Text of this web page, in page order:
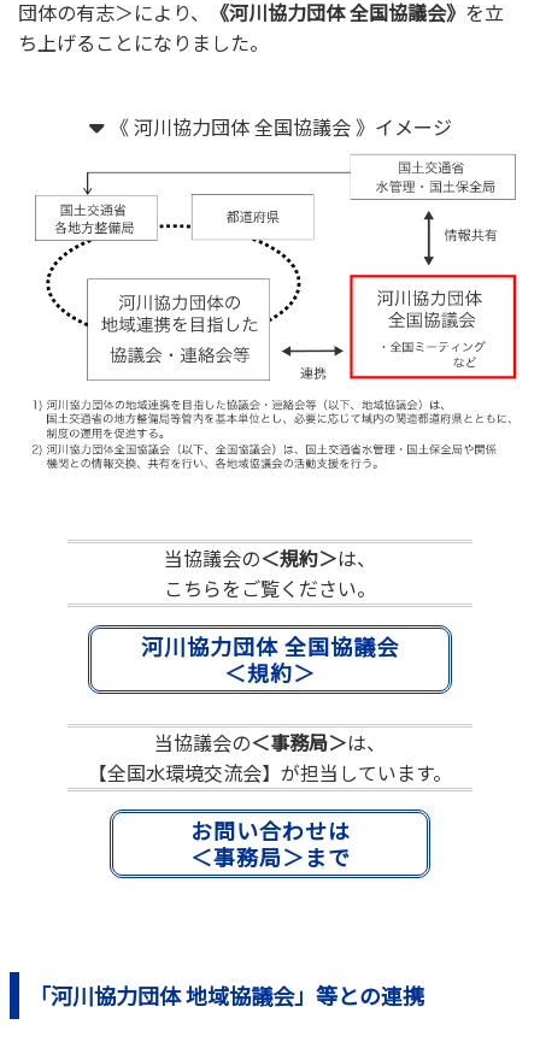
団体の有志＞により、
《河川協力団体 全国協議会》 を立
ち上げることになりました。
《 河川協力団体 全国協議会 》イメージ
当協議会の＜規約＞は、
こちらをご覧ください。
河川協力団体 全国協議会
＜規約＞
当協議会の＜事務局＞は、
【全国水環境交流会】が担当しています。
お問い合わせは
＜事務局＞まで
「河川協力団体 地域協議会」等との連携